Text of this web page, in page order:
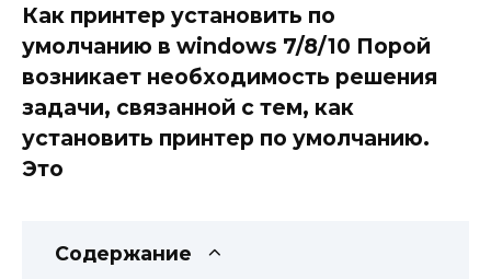
Как принтер установить по
умолчанию в windows 7/8/10 Порой
возникает необходимость решения
задачи, связанной с тем, как
установить принтер по умолчанию.
Это
Содержание